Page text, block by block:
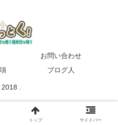
お問い合わせ
ブログ人
.
トップ サイドバー